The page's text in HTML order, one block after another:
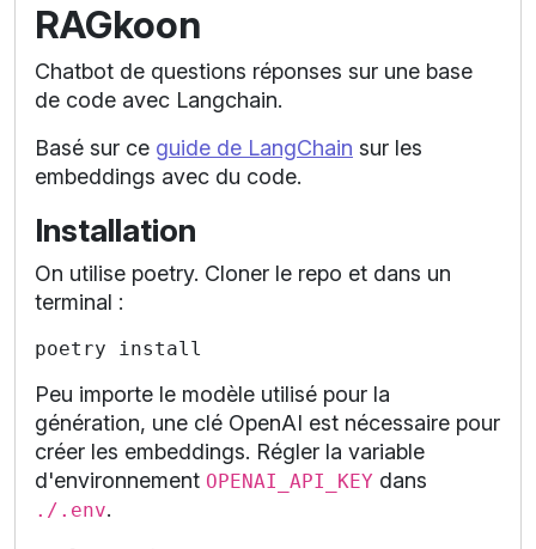
RAGkoon
Chatbot de questions réponses sur une base
de code avec Langchain.
Basé sur ce guide de LangChain sur les
embeddings avec du code.
Installation
On utilise poetry. Cloner le repo et dans un
terminal :
Peu importe le modèle utilisé pour la
génération, une clé OpenAI est nécessaire pour
créer les embeddings. Régler la variable
d'environnement OPENAI_API_KEY dans
./.env.